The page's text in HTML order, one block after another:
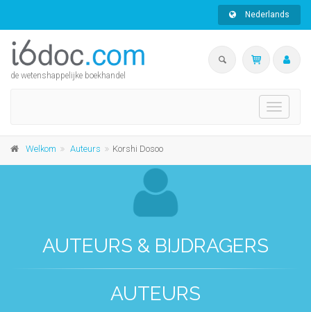
Nederlands
de wetenshappelijke boekhandel
Toggle
Welkom Auteurs Korshi Dosoo
AUTEURS & BIJDRAGERS
AUTEURS